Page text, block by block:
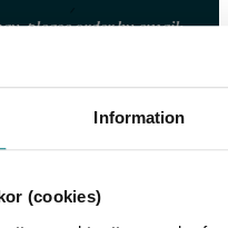
Information
(cookies)
please order by email:
Vatten.
Svenskt Vattens